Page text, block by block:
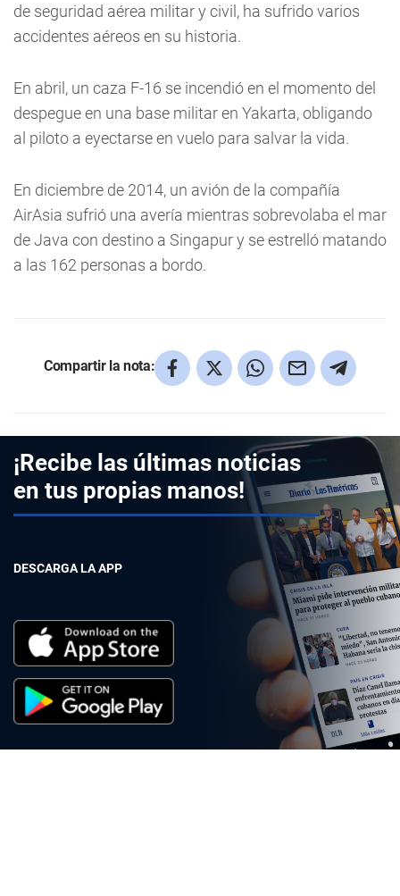
de seguridad aérea militar y civil, ha sufrido varios
accidentes aéreos en su historia.
En abril, un caza F-16 se incendió en el momento del
despegue en una base militar en Yakarta, obligando
al piloto a eyectarse en vuelo para salvar la vida.
En diciembre de 2014, un avión de la compañía
AirAsia sufrió una avería mientras sobrevolaba el mar
de Java con destino a Singapur y se estrelló matando
a las 162 personas a bordo.
Compartir la nota:
¡Recibe las últimas noticias
en tus propias manos!
DESCARGA LA APP